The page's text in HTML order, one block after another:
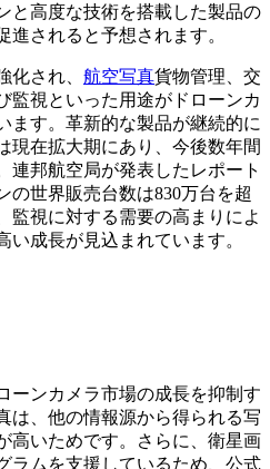
と高度な技術を搭載した製品の
されると予想されます。
化され、 航空写真貨物管理、交
監視といった用途がドローンカ
ます。革新的な製品が継続的に
現在拡大期にあり、今後数年間
連邦航空局が発表したレポート
の世界販売台数は830万台を超
監視に対する需要の高まりによ
い成長が見込まれています。
ーンカメラ市場の成長を抑制す
は、他の情報源から得られる写
高いためです。さらに、衛星画
ラムを支援しているため、公式